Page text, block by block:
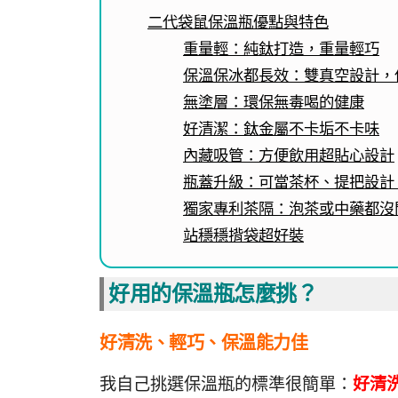
二代袋鼠保溫瓶優點與特色
重量輕：純鈦打造，重量輕巧
保溫保冰都長效：雙真空設計
無塗層：環保無毒喝的健康
好清潔：鈦金屬不卡垢不卡味
內藏吸管：方便飲用超貼心設計
瓶蓋升級：可當茶杯、提把設
獨家專利茶隔：泡茶或中藥都沒
站穩穩揹袋超好裝
好用的保溫瓶怎麼挑？
好清洗、輕巧、保溫能力佳
我自己挑選保溫瓶的標準很簡單： 好清